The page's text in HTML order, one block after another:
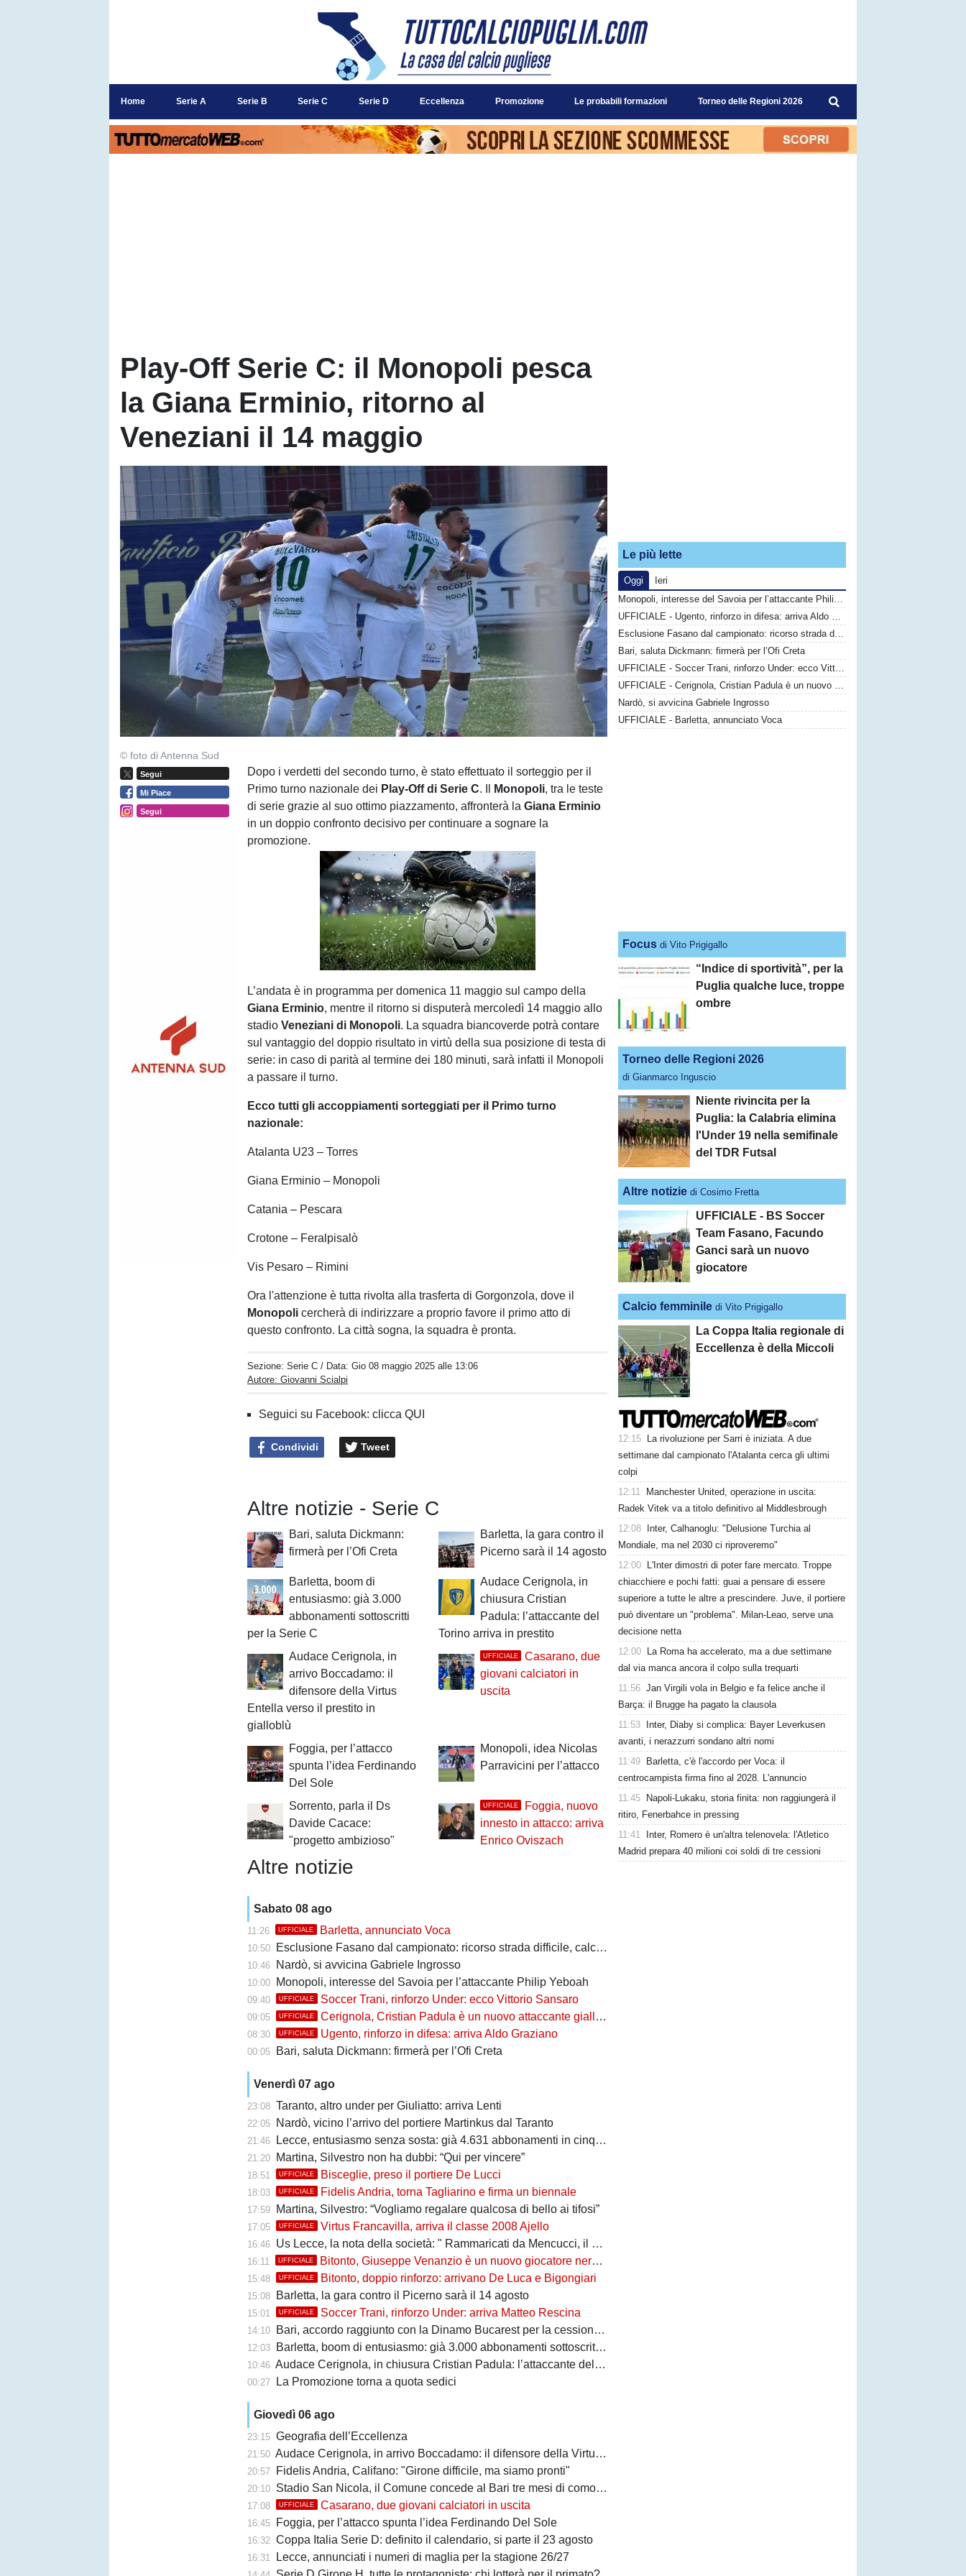
Home Serie A Serie B Serie C Serie D Eccellenza Promozione Le probabili formazioni Torneo delle Regioni 2026
Play-Off Serie C: il Monopoli pesca
la Giana Erminio, ritorno al
Veneziani il 14 maggio
© foto di Antenna Sud
Segui
Mi Piace
Segui
Dopo i verdetti del secondo turno, è stato effettuato il sorteggio per il
Primo turno nazionale dei Play-Off di Serie C. Il Monopoli, tra le teste
di serie grazie al suo ottimo piazzamento, affronterà laGiana Erminio
in un doppio confronto decisivo per continuare a sognare la
promozione.
Unmute
Loaded:
100.00%
L’andata è in programma per domenica 11 maggio sul campo della
Giana Erminio, mentre il ritorno si disputerà mercoledì 14 maggio allo
stadioVeneziani di Monopoli. La squadra biancoverde potrà contare
sul vantaggio del doppio risultato in virtù della sua posizione di testa di
serie: in caso di parità al termine dei 180 minuti, sarà infatti il Monopoli
a passare il turno.
Ecco tutti gli accoppiamenti sorteggiati per il Primo turno
nazionale:
Atalanta U23 – Torres
Giana Erminio – Monopoli
Catania – Pescara
Crotone – Feralpisalò
Vis Pesaro – Rimini
Ora l'attenzione è tutta rivolta alla trasferta di Gorgonzola, dove il
Monopolicercherà di indirizzare a proprio favore il primo atto di
questo confronto. La città sogna, la squadra è pronta.
Sezione:Serie C / Data:Gio 08 maggio 2025 alle 13:06
Autore: Giovanni Scialpi
Seguici su Facebook: clicca QUI
Condividi Tweet
Altre notizie - Serie C
Bari, saluta Dickmann:
firmerà per l’Ofi Creta
Barletta, la gara contro il
Picerno sarà il 14 agosto
Barletta, boom di
entusiasmo: già 3.000
abbonamenti sottoscritti
per la Serie C
Audace Cerignola, in
chiusura Cristian
Padula: l’attaccante del
Torino arriva in prestito
Audace Cerignola, in
arrivo Boccadamo: il
difensore della Virtus
Entella verso il prestito in
gialloblù
UFFICIALE
Casarano, due
giovani calciatori in
uscita
Foggia, per l’attacco
spunta l’idea Ferdinando
Del Sole
Monopoli, idea Nicolas
Parravicini per l’attacco
Sorrento, parla il Ds
Davide Cacace:
"progetto ambizioso"
UFFICIALE
Foggia, nuovo
innesto in attacco: arriva
Enrico Oviszach
Altre notizie
Sabato 08 ago
11:26 UFFICIALE Barletta, annunciato Voca
10:50 Esclusione Fasano dal campionato: ricorso strada difficile, calciatori in fuga
10:46 Nardò, si avvicina Gabriele Ingrosso
10:00 Monopoli, interesse del Savoia per l’attaccante Philip Yeboah
09:40 UFFICIALE Soccer Trani, rinforzo Under: ecco Vittorio Sansaro
09:05 UFFICIALE Cerignola, Cristian Padula è un nuovo attaccante gialloblù
08:30 UFFICIALE Ugento, rinforzo in difesa: arriva Aldo Graziano
00:05 Bari, saluta Dickmann: firmerà per l’Ofi Creta
Venerdì 07 ago
23:08 Taranto, altro under per Giuliatto: arriva Lenti
22:05 Nardò, vicino l’arrivo del portiere Martinkus dal Taranto
21:46 Lecce, entusiasmo senza sosta: già 4.631 abbonamenti in cinque giorni
21:20 Martina, Silvestro non ha dubbi: “Qui per vincere”
18:51 UFFICIALE Bisceglie, preso il portiere De Lucci
18:03 UFFICIALE Fidelis Andria, torna Tagliarino e firma un biennale
17:59 Martina, Silvestro: “Vogliamo regalare qualcosa di bello ai tifosi”
17:05 UFFICIALE Virtus Francavilla, arriva il classe 2008 Ajello
16:46 Us Lecce, la nota della società: " Rammaricati da Mencucci, il 10 CDA straordinario"
16:11 UFFICIALE Bitonto, Giuseppe Venanzio è un nuovo giocatore neroverde
15:48 UFFICIALE Bitonto, doppio rinforzo: arrivano De Luca e Bigongiari
15:08 Barletta, la gara contro il Picerno sarà il 14 agosto
15:01 UFFICIALE Soccer Trani, rinforzo Under: arriva Matteo Rescina
14:10 Bari, accordo raggiunto con la Dinamo Bucarest per la cessione di Matthias Verreth
12:03 Barletta, boom di entusiasmo: già 3.000 abbonamenti sottoscritti per la Serie C
10:46 Audace Cerignola, in chiusura Cristian Padula: l’attaccante del Torino arriva in prestito
00:27 La Promozione torna a quota sedici
Giovedì 06 ago
23:15 Geografia dell’Eccellenza
21:50 Audace Cerignola, in arrivo Boccadamo: il difensore della Virtus Entella verso il prestito in gialloblù
20:57 Fidelis Andria, Califano: "Girone difficile, ma siamo pronti"
20:10 Stadio San Nicola, il Comune concede al Bari tre mesi di comodato d’uso precario: i dettagli
17:08 UFFICIALE Casarano, due giovani calciatori in uscita
16:45 Foggia, per l’attacco spunta l’idea Ferdinando Del Sole
16:32 Coppa Italia Serie D: definito il calendario, si parte il 23 agosto
16:31 Lecce, annunciati i numeri di maglia per la stagione 26/27
Le più lette
Oggi
Ieri
Monopoli, interesse del Savoia per l’attaccante Philip Yeboah
UFFICIALE - Ugento, rinforzo in difesa: arriva Aldo Graziano
Esclusione Fasano dal campionato: ricorso strada difficile, calciatori in fuga
Bari, saluta Dickmann: firmerà per l’Ofi Creta
UFFICIALE - Soccer Trani, rinforzo Under: ecco Vittorio Sansaro
UFFICIALE - Cerignola, Cristian Padula è un nuovo attaccante gialloblù
Nardò, si avvicina Gabriele Ingrosso
UFFICIALE - Barletta, annunciato Voca
Focus di Vito Prigigallo
“Indice di sportività”, per la
Puglia qualche luce, troppe
ombre
Torneo delle Regioni 2026
di Gianmarco Inguscio
Niente rivincita per la
Puglia: la Calabria elimina
l'Under 19 nella semifinale
del TDR Futsal
Altre notizie di Cosimo Fretta
UFFICIALE - BS Soccer
Team Fasano, Facundo
Ganci sarà un nuovo
giocatore
Calcio femminile di Vito Prigigallo
La Coppa Italia regionale di
Eccellenza è della Miccoli
12:15
La rivoluzione per Sarri è iniziata. A due
settimane dal campionato l'Atalanta cerca gli ultimi
colpi
12:11
Manchester United, operazione in uscita:
Radek Vitek va a titolo definitivo al Middlesbrough
12:08
Inter, Calhanoglu: "Delusione Turchia al
Mondiale, ma nel 2030 ci riproveremo"
12:00
L'Inter dimostri di poter fare mercato. Troppe
chiacchiere e pochi fatti: guai a pensare di essere
superiore a tutte le altre a prescindere. Juve, il portiere
può diventare un "problema". Milan-Leao, serve una
decisione netta
12:00
La Roma ha accelerato, ma a due settimane
dal via manca ancora il colpo sulla trequarti
11:56 Jan Virgili vola in Belgio e fa felice anche il
Barça: il Brugge ha pagato la clausola
11:53
Inter, Diaby si complica: Bayer Leverkusen
avanti, i nerazzurri sondano altri nomi
11:49
Barletta, c'è l'accordo per Voca: il
centrocampista firma fino al 2028. L'annuncio
11:45
Napoli-Lukaku, storia finita: non raggiungerà il
ritiro, Fenerbahce in pressing
11:41
Inter, Romero è un'altra telenovela: l'Atletico
Madrid prepara 40 milioni coi soldi di tre cessioni